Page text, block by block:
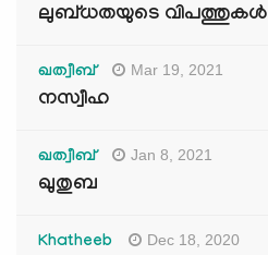
ലുബ്ധതയുടെ വിപത്തുകള്‍
ഖത്വീബ് Mar 19, 2021
നസ്വീഹ
ഖത്വീബ് Jan 8, 2021
ഖുതുബ
Khatheeb Dec 18, 2020